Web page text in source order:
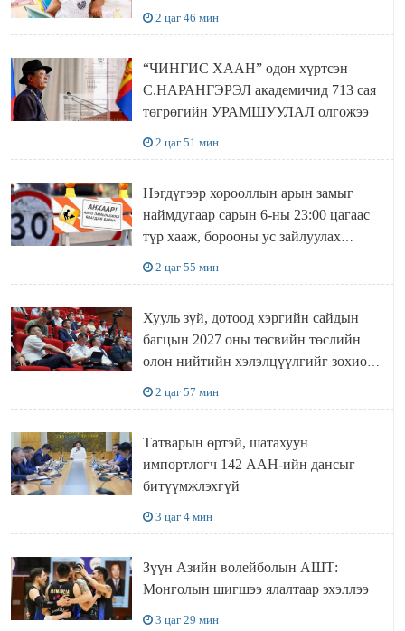
2 цаг 46 мин
“ЧИНГИС ХААН” одон хүртсэн
С.НАРАНГЭРЭЛ академичид 713 сая
төгрөгийн УРАМШУУЛАЛ олгожээ
2 цаг 51 мин
Нэгдүгээр хорооллын арын замыг
наймдугаар сарын 6-ны 23:00 цагаас
түр хааж, борооны ус зайлуулах
2 цаг 55 мин
Хууль зүй, дотоод хэргийн сайдын
багцын 2027 оны төсвийн төслийн
олон нийтийн хэлэлцүүлгийг зохион
2 цаг 57 мин
Татварын өртэй, шатахуун
импортлогч 142 ААН-ийн дансыг
битүүмжлэхгүй
3 цаг 4 мин
Зүүн Азийн волейболын АШТ:
Монголын шигшээ ялалтаар эхэллээ
3 цаг 29 мин